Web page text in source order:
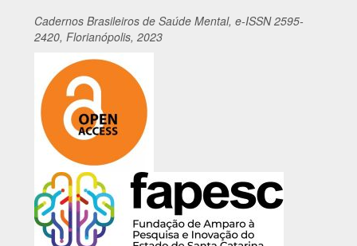
Cadernos Brasileiros de Saúde Mental, e-ISSN 2595-
2420, Florianópolis, 2023